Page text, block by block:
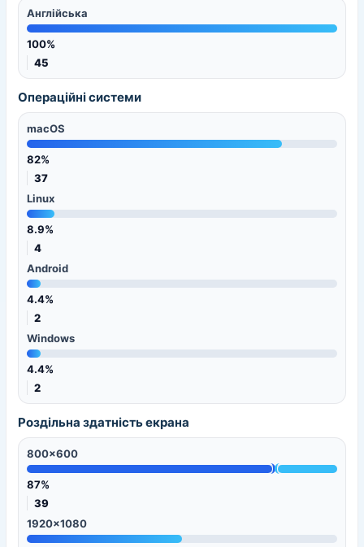
Англійська
100%
45
Операційні системи
macOS
82%
37
Linux
8.9%
4
Android
4.4%
2
Windows
4.4%
2
Роздільна здатність екрана
800x600
87%
39
1920x1080